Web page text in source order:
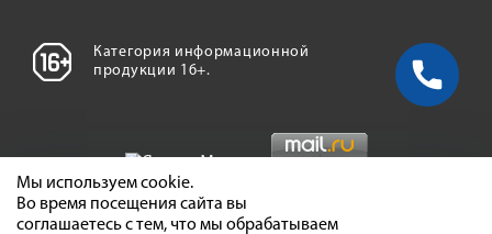
Категория информационной
продукции 16+.
Мы используем cookie.
Во время посещения сайта вы
соглашаетесь с тем, что мы обрабатываем